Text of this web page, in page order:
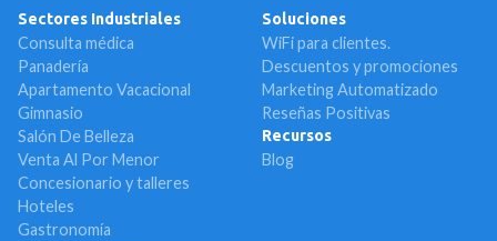
Sectores Industriales
Consulta médica
Panadería
Apartamento Vacacional
Gimnasio
Salón De Belleza
Venta Al Por Menor
Concesionario y talleres
Hoteles
Gastronomía
Soluciones
WiFi para clientes.
Descuentos y promociones
Marketing Automatizado
Reseñas Positivas
Recursos
Blog